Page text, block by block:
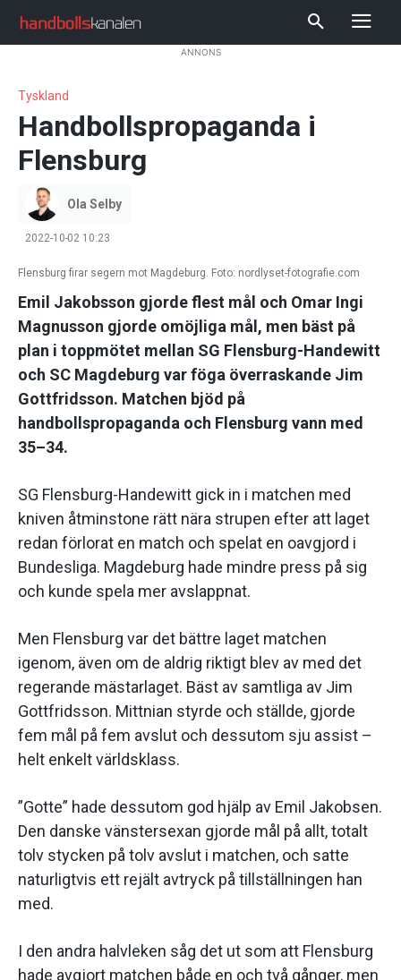
ANNONS
Tyskland
Handbollspropaganda i
Flensburg
Ola Selby
2022-10-02 10:23
Flensburg firar segern mot Magdeburg. Foto: nordlyset-fotografie.com
Emil Jakobsson gjorde flest mål och Omar Ingi
Magnusson gjorde omöjliga mål, men bäst på
plan i toppmötet mellan SG Flensburg-Handewitt
och SC Magdeburg var föga överraskande Jim
Gottfridsson. Matchen bjöd på
handbollspropaganda och Flensburg vann med
35–34.
SG Flensburg-Handewitt gick in i matchen med
kniven åtminstone rätt nära strupen efter att laget
redan förlorat en match och spelat en oavgjord i
Bundesliga. Magdeburg hade mindre press på sig
och kunde spela mer avslappnat.
Men Flensburg var det bättre laget matchen
igenom, även om de aldrig riktigt blev av med det
regerande mästarlaget. Bäst av samtliga av Jim
Gottfridsson. Mittnian styrde och ställde, gjorde
fem mål på fem avslut och dessutom sju assist –
helt enkelt världsklass.
”Gotte” hade dessutom god hjälp av Emil Jakobsen.
Den danske vänstersexan gjorde mål på allt, totalt
tolv stycken på tolv avslut i matchen, och satte
naturligtvis ett rejält avtryck på tillställningen han
med.
I den andra halvleken såg det ut som att Flensburg
hade avgjort matchen både en och två gånger, men